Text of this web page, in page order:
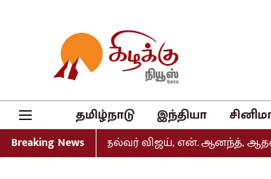
தமிழ்நாடு இந்தியா
Breaking News
முதல்வர் விஜய், என். ஆனந்த், ஆதவ்